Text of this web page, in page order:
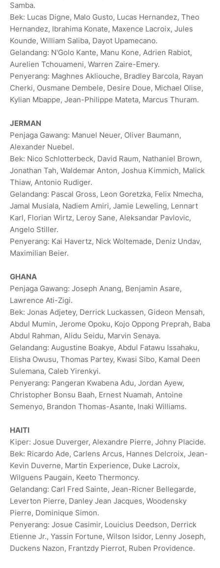
Samba.
Bek: Lucas Digne, Malo Gusto, Lucas Hernandez, Theo
Hernandez, Ibrahima Konate, Maxence Lacroix, Jules
Kounde, William Saliba, Dayot Upamecano.
Gelandang: N'Golo Kante, Manu Kone, Adrien Rabiot,
Aurelien Tchouameni, Warren Zaire-Emery.
Penyerang: Maghnes Akliouche, Bradley Barcola, Rayan
Cherki, Ousmane Dembele, Desire Doue, Michael Olise,
Kylian Mbappe, Jean-Philippe Mateta, Marcus Thuram.
JERMAN
Penjaga Gawang: Manuel Neuer, Oliver Baumann,
Alexander Nuebel.
Bek: Nico Schlotterbeck, David Raum, Nathaniel Brown,
Jonathan Tah, Waldemar Anton, Joshua Kimmich, Malick
Thiaw, Antonio Rudiger.
Gelandang: Pascal Gross, Leon Goretzka, Felix Nmecha,
Jamal Musiala, Nadiem Amiri, Jamie Leweling, Lennart
Karl, Florian Wirtz, Leroy Sane, Aleksandar Pavlovic,
Angelo Stiller.
Penyerang: Kai Havertz, Nick Woltemade, Deniz Undav,
Maximilian Beier.
GHANA
Penjaga Gawang: Joseph Anang, Benjamin Asare,
Lawrence Ati-Zigi.
Bek: Jonas Adjetey, Derrick ⁠Luckassen, Gideon Mensah,
Abdul Mumin, Jerome Opoku, Kojo Oppong Preprah, Baba
Abdul Rahman, Alidu Seidu, Marvin Senaya.
Gelandang: Augustine Boakye, Abdul Fatawu Issahaku,
Elisha Owusu, ⁠Thomas Partey, Kwasi Sibo, Kamal Deen
Sulemana, Caleb Yirenkyi.
Penyerang: Pangeran Kwabena Adu, Jordan Ayew,
Christopher Bonsu Baah, Ernest Nuamah, Antoine
Semenyo, Brandon Thomas-Asante, Inaki Williams.
HAITI
Kiper: Josue Duverger, Alexandre Pierre, Johny Placide.
Bek: Ricardo Ade, Carlens Arcus, Hannes Delcroix, Jean-
Kevin Duverne, Martin Experience, Duke Lacroix,
Wilguens Paugain, Keeto Thermoncy.
Gelandang: Carl Fred Sainte, Jean-Ricner Bellegarde,
Leverton Pierre, Danley Jean Jacques, Woodensky
Pierre, Dominique Simon.
Penyerang: Josue Casimir, Louicius Deedson, Derrick
Etienne Jr., Yassin Fortune, Wilson Isidor, Lenny Joseph,
Duckens Nazon, Frantzdy Pierrot, Ruben Providence.